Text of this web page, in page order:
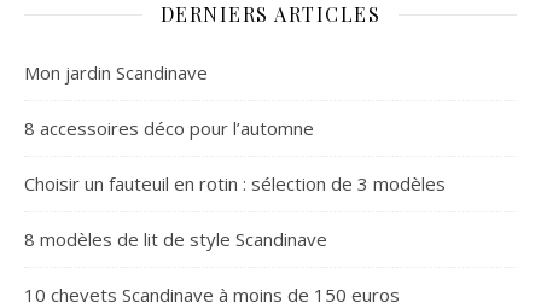
DERNIERS ARTICLES
Mon jardin Scandinave
8 accessoires déco pour l’automne
Choisir un fauteuil en rotin : sélection de 3 modèles
8 modèles de lit de style Scandinave
10 chevets Scandinave à moins de 150 euros